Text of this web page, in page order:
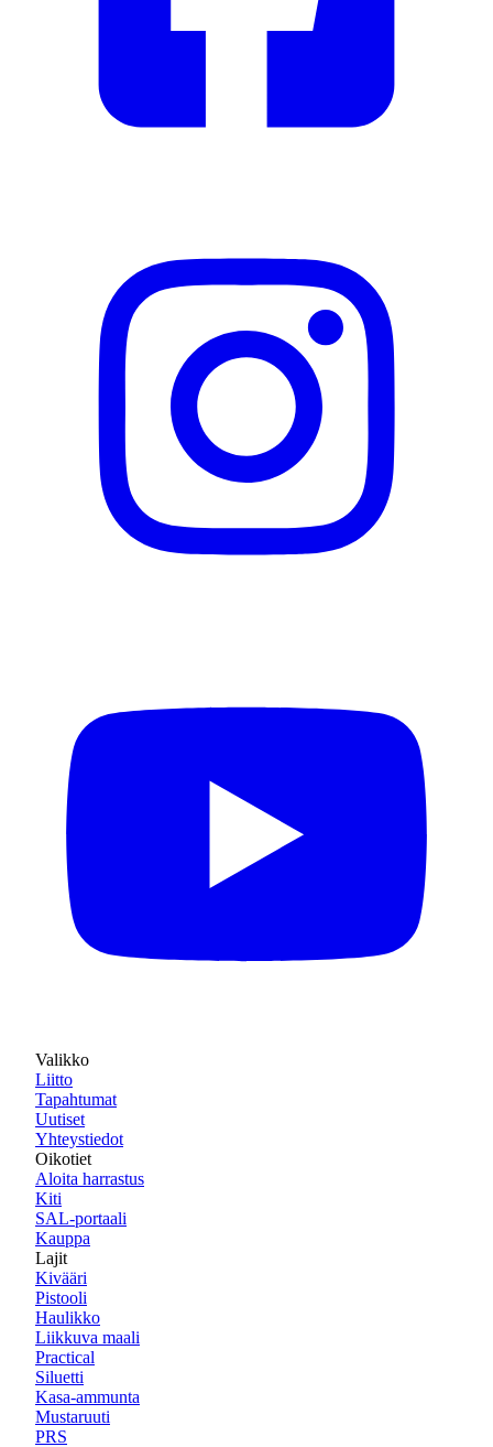
Valikko
Liitto
Tapahtumat
Uutiset
Yhteystiedot
Oikotiet
Aloita harrastus
Kiti
SAL-portaali
Kauppa
Lajit
Kivääri
Pistooli
Haulikko
Liikkuva maali
Practical
Siluetti
Kasa-ammunta
Mustaruuti
PRS